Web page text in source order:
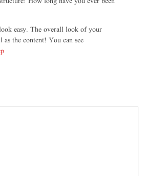
easy. The overall look of your
the content! You can see